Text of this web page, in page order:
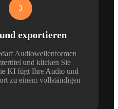
3
exportieren
Audiowellenformen
und klicken Sie
KI fügt Ihre Audio und
zu einem vollständigen